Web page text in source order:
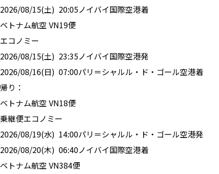
2026/08/15(土) 20:05ノイバイ国際空港着
ベトナム航空 VN19便
エコノミー
2026/08/15(土) 23:35ノイバイ国際空港発
2026/08/16(日) 07:00パリ＝シャルル・ド・ゴール空港着
帰り：
ベトナム航空 VN18便
乗継便エコノミー
2026/08/19(水) 14:00パリ＝シャルル・ド・ゴール空港発
2026/08/20(木) 06:40ノイバイ国際空港着
ベトナム航空 VN384便